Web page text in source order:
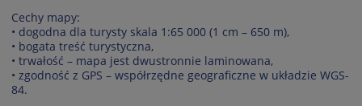
Cechy mapy:
• dogodna dla turysty skala 1:65 000 (1 cm – 650 m),
• bogata treść turystyczna,
• trwałość – mapa jest dwustronnie laminowana,
• zgodność z GPS – współrzędne geograficzne w układzie WGS-
84.